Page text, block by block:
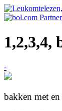
1,2,3,4,
-
bakken met